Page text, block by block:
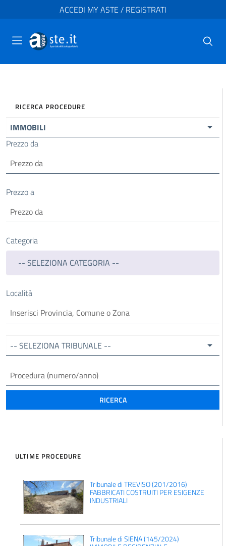
ACCEDI MY ASTE / REGISTRATI
RICERCA PROCEDURE
IMMOBILI
Prezzo da
Prezzo a
Categoria
-- SELEZIONA CATEGORIA --
Località
-- SELEZIONA TRIBUNALE --
RICERCA
ULTIME PROCEDURE
Tribunale di TREVISO (201/2016)
FABBRICATI COSTRUITI PER ESIGENZE
INDUSTRIALI
Tribunale di SIENA (145/2024)